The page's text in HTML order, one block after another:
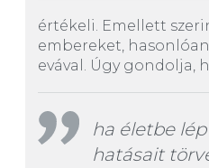
értékeli. Emellett
embereket,
evával. Úgy gondolja,
ha életbe
hatásait